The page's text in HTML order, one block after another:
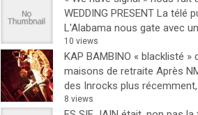
WEDDING PRESENT La télé
L'Alabama nous gate avec
10 views
KAP BAMBINO « blacklisté »
maisons de retraite Après
des Inrocks plus récemment,
8 views